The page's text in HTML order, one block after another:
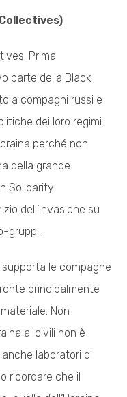
Prima
parte della Black
a compagni russi e
dei loro regimi.
perché non
della grande
Solidarity
dell’invasione su
gruppi.
supporta le compagne
principalmente
Non
ai civili non è
laboratori di
ricordare che il